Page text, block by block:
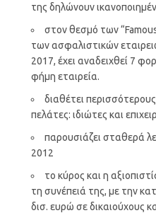
της δηλώνουν
στον θεσμό των
των ασφαλιστικών
2017, έχει αναδειχθεί 7
φήμη εταιρεία.
διαθέτει
πελάτες: ιδιώτες και
παρουσιάζει σταθερά
2012
το κύρος και η
τη συνέπειά της, με την
δισ. ευρώ σε δικαιούχους